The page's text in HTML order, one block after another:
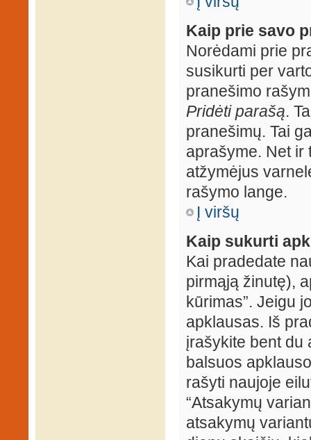
Kaip prie savo
Norėdami prie
susikurti per
pranešimo
Pridėti parašą.
pranešimų. Tai
aprašyme. Net ir
atžymėjus
rašymo lange.
Į viršų
Kaip sukurti
Kai pradedate
pirmąją žinutę),
kūrimas”. Jeigu
apklausas. Iš
įrašykite bent du
balsuos
rašyti naujoje
“Atsakymų
atsakymų